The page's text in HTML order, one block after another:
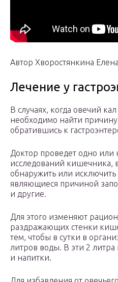
Автор Хворостянкина
Лечение у
В случаях, когда овечий
необходимо найти причину
обратившись к
Доктор проведет одно или
исследований кишечника,
обнаружить или исключить
являющиеся причиной
и другие.
Для этого изменяют
раздражающих стенки
тем, чтобы в сутки в
литров воды. В эти 2
и напитки.